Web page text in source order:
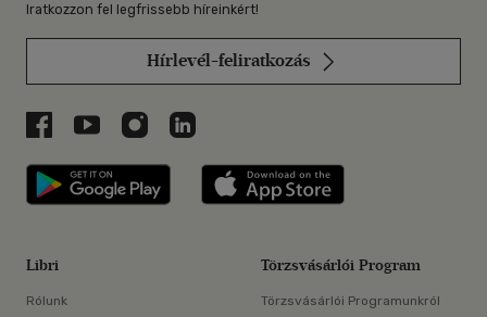
Iratkozzon fel legfrissebb híreinkért!
Hírlevél-feliratkozás
Libri a Facebookon
Libri a Youtube-on
Libri az Instagramon
Libri a LinkedInen
Libri applikáció Szerezd meg: Google
Libri
Rólunk
Törzsvásárlói Program
Törzsvásárlói Programunkról